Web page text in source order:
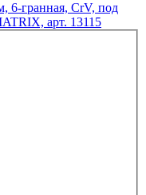
6-гранная, CrV, под
арт. 13115